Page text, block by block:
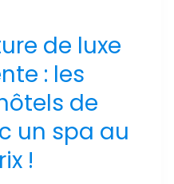
de luxe
: les
de
un spa au
!